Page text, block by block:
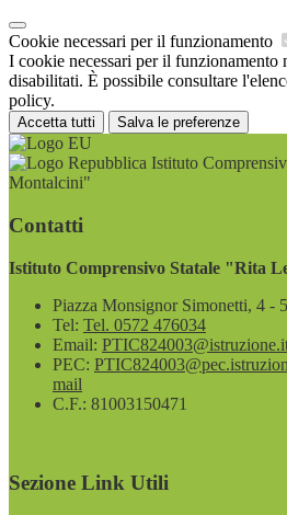
Cookie necessari per il funzionamento
I cookie necessari per il funzionamento
disabilitati. È possibile consultare
policy.
Accetta tutti Salva le preferenze
Istituto
Montalcini"
Contatti
Istituto Comprensivo Statale "Rita
Piazza Monsignor Simonetti, 4 -
Tel: Tel. 0572 476034
Email:
PEC:
mail
C.F.: 81003150471
Sezione Link Utili